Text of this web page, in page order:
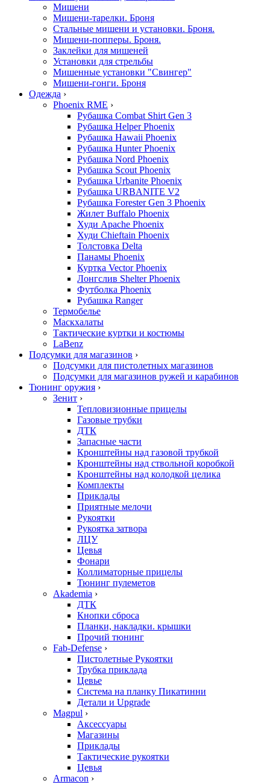
Мишени
Мишени-тарелки. Броня
Стальные мишени и установки. Броня.
Мишени-попперы. Броня.
Заклейки для мишеней
Установки для стрельбы
Мишенные установки "Свингер"
Мишени-гонги. Броня
Одежда ›
Phoenix RME ›
Рубашка Combat Shirt Gen 3
Рубашка Helper Phoenix
Рубашка Hawaii Phoenix
Рубашка Hunter Phoenix
Рубашка Nord Phoenix
Рубашка Scout Phoenix
Рубашка Urbanite Phoenix
Рубашка URBANITE V2
Рубашка Forester Gen 3 Phoenix
Жилет Buffalo Phoenix
Худи Apache Phoenix
Худи Chieftain Phoenix
Толстовка Delta
Панамы Phoenix
Куртка Vector Phoenix
Лонгслив Shelter Phoenix
Футболка Phoenix
Рубашка Ranger
Термобелье
Маскхалаты
Тактические куртки и костюмы
LaBenz
Подсумки для магазинов ›
Подсумки для пистолетных магазинов
Подсумки для магазинов ружей и карабинов
Тюнинг оружия ›
Зенит ›
Тепловизионные прицелы
Газовые трубки
ДТК
Запасные части
Кронштейны над газовой трубкой
Кронштейны над ствольной коробкой
Кронштейны над колодкой целика
Комплекты
Приклады
Приятные мелочи
Рукоятки
Рукоятка затвора
ЛЦУ
Цевья
Фонари
Коллиматорные прицелы
Тюнинг пулеметов
Akademia ›
ДТК
Кнопки сброса
Планки, накладки. крышки
Прочий тюнинг
Fab-Defense ›
Пистолетные Рукоятки
Трубка приклада
Цевье
Система на планку Пикатинни
Детали и Upgrade
Magpul ›
Аксессуары
Магазины
Приклады
Тактические рукоятки
Цевья
Armacon ›